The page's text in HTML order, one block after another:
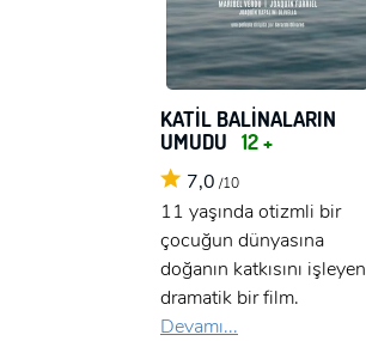
KATİL BALİNALARIN
UMUDU 12 +
7,0 /10
11 yaşında otizmli bir
çocuğun dünyasına
doğanın katkısını işleyen
dramatik bir film.
Devamı...